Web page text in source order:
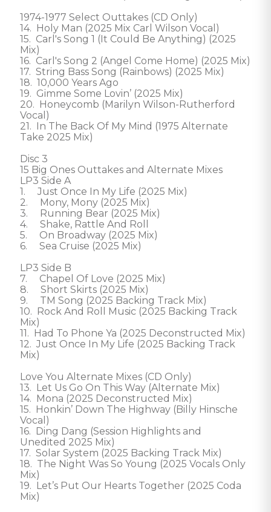
1974-1977 Select Outtakes (CD Only)
14.  Holy Man (2025 Mix Carl Wilson Vocal)
15.  Carl's Song 1 (It Could Be Anything) (2025
Mix)
16.  Carl's Song 2 (Angel Come Home) (2025 Mix)
17.  String Bass Song (Rainbows) (2025 Mix)
18.  10,000 Years Ago
19.  Gimme Some Lovin’ (2025 Mix)
20.  Honeycomb (Marilyn Wilson-Rutherford
Vocal)
21.  In The Back Of My Mind (1975 Alternate
Take 2025 Mix)
Disc 3
15 Big Ones Outtakes and Alternate Mixes
LP3 Side A
1.     Just Once In My Life (2025 Mix)
2.     Mony, Mony (2025 Mix)
3.     Running Bear (2025 Mix)
4.     Shake, Rattle And Roll
5.     On Broadway (2025 Mix)
6.     Sea Cruise (2025 Mix)
LP3 Side B
7.     Chapel Of Love (2025 Mix)
8.     Short Skirts (2025 Mix)
9.     TM Song (2025 Backing Track Mix)
10.  Rock And Roll Music (2025 Backing Track
Mix)
11.  Had To Phone Ya (2025 Deconstructed Mix)
12.  Just Once In My Life (2025 Backing Track
Mix)
Love You Alternate Mixes (CD Only)
13.  Let Us Go On This Way (Alternate Mix)
14.  Mona (2025 Deconstructed Mix)
15.  Honkin’ Down The Highway (Billy Hinsche
Vocal)
16.  Ding Dang (Session Highlights and
Unedited 2025 Mix)
17.  Solar System (2025 Backing Track Mix)
18.  The Night Was So Young (2025 Vocals Only
Mix)
19.  Let’s Put Our Hearts Together (2025 Coda
Mix)